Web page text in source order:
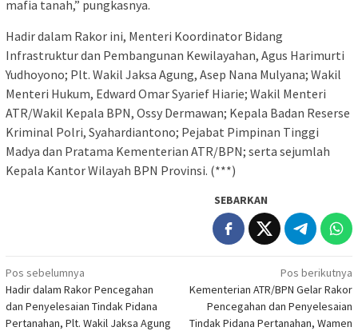
mafia tanah,” pungkasnya.
Hadir dalam Rakor ini, Menteri Koordinator Bidang
Infrastruktur dan Pembangunan Kewilayahan, Agus Harimurti
Yudhoyono; Plt. Wakil Jaksa Agung, Asep Nana Mulyana; Wakil
Menteri Hukum, Edward Omar Syarief Hiarie; Wakil Menteri
ATR/Wakil Kepala BPN, Ossy Dermawan; Kepala Badan Reserse
Kriminal Polri, Syahardiantono; Pejabat Pimpinan Tinggi
Madya dan Pratama Kementerian ATR/BPN; serta sejumlah
Kepala Kantor Wilayah BPN Provinsi. (***)
SEBARKAN
Navigasi
pos
Pos sebelumnya
Hadir dalam Rakor Pencegahan
dan Penyelesaian Tindak Pidana
Pertanahan, Plt. Wakil Jaksa Agung
Pos berikutnya
Kementerian ATR/BPN Gelar Rakor
Pencegahan dan Penyelesaian
Tindak Pidana Pertanahan, Wamen